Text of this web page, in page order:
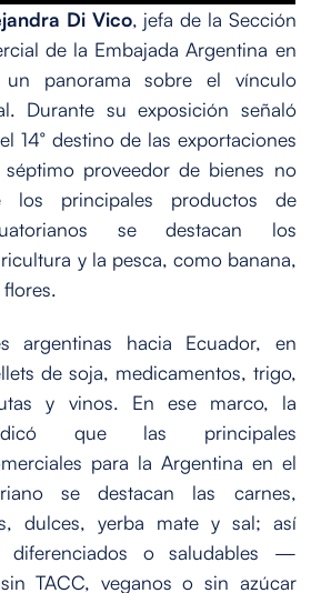
Di Vico, jefa de la Sección
de la Embajada Argentina en
un panorama sobre el vínculo
Durante su exposición señaló
14° destino de las exportaciones
proveedor de bienes no
los principales productos de
se destacan los
y la pesca, como banana,
argentinas hacia Ecuador, en
de soja, medicamentos, trigo,
y vinos. En ese marco, la
que las principales
para la Argentina en el
se destacan las carnes,
dulces, yerba mate y sal; así
diferenciados o saludables —
TACC, veganos o sin azúcar